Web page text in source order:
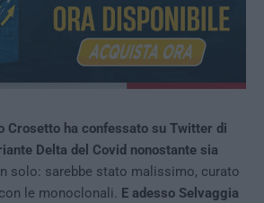
Crosetto ha confessato su Twitter di
Delta del Covid nonostante sia
solo: sarebbe stato malissimo, curato
le monoclonali. E adesso Selvaggia